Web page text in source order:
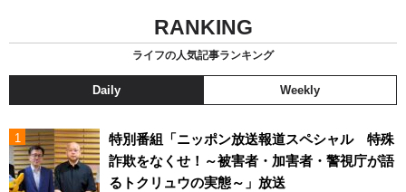
RANKING
ライフの人気記事ランキング
Daily Weekly
特別番組「ニッポン放送報道スペシャル 特殊
詐欺をなくせ！～被害者・加害者・警視庁が語
るトクリュウの実態～」放送